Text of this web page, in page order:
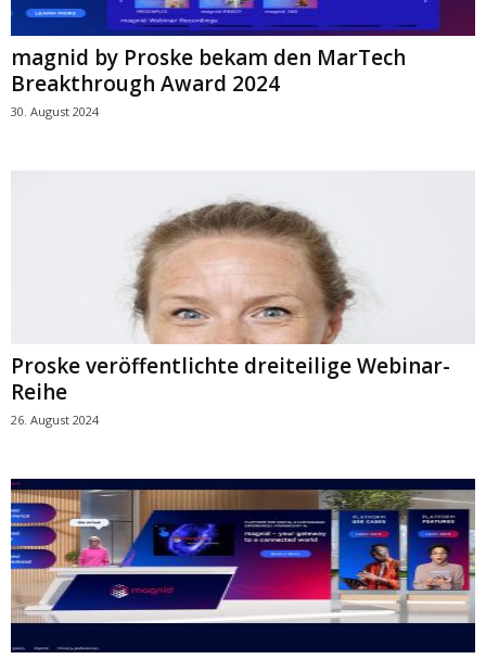
magnid by Proske bekam den MarTech
Breakthrough Award 2024
30. August 2024
Proske veröffentlichte dreiteilige Webinar-
Reihe
26. August 2024